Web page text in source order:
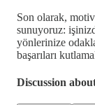
Son olarak,
sunuyoruz:
yönlerinize
başarıları
Discussion